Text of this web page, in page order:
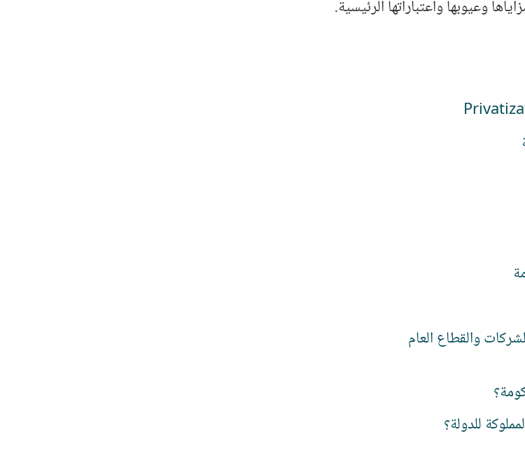
وعيوبها واعتباراتها الرئيسية.
والقطاع العام
للدولة؟